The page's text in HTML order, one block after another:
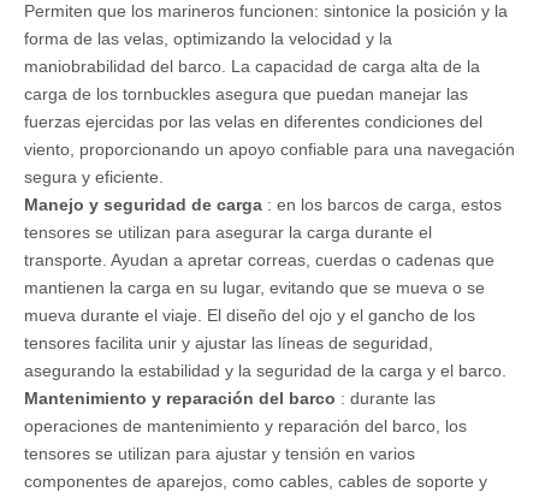
Permiten que los marineros funcionen: sintonice la posición y la
forma de las velas, optimizando la velocidad y la
maniobrabilidad del barco. La capacidad de carga alta de la
carga de los tornbuckles asegura que puedan manejar las
fuerzas ejercidas por las velas en diferentes condiciones del
viento, proporcionando un apoyo confiable para una navegación
segura y eficiente.
Manejo y seguridad de carga : en los barcos de carga, estos
tensores se utilizan para asegurar la carga durante el
transporte. Ayudan a apretar correas, cuerdas o cadenas que
mantienen la carga en su lugar, evitando que se mueva o se
mueva durante el viaje. El diseño del ojo y el gancho de los
tensores facilita unir y ajustar las líneas de seguridad,
asegurando la estabilidad y la seguridad de la carga y el barco.
Mantenimiento y reparación del barco : durante las
operaciones de mantenimiento y reparación del barco, los
tensores se utilizan para ajustar y tensión en varios
componentes de aparejos, como cables, cables de soporte y